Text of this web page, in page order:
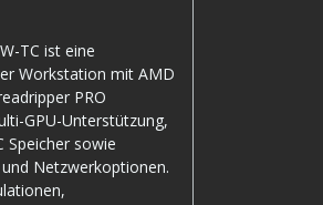
TC ist eine
Workstation mit AMD
PRO
GPU-Unterstützung,
Speicher sowie
Netzwerkoptionen.